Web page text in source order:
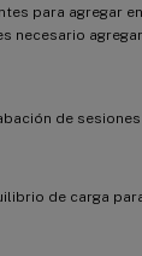
para agregar
necesario